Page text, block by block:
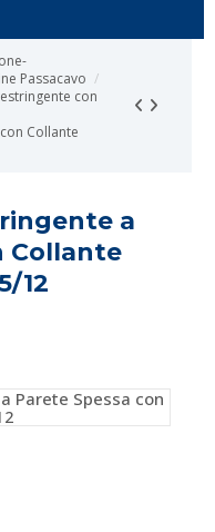
Passacavo
con
Collante
a
Collante
12